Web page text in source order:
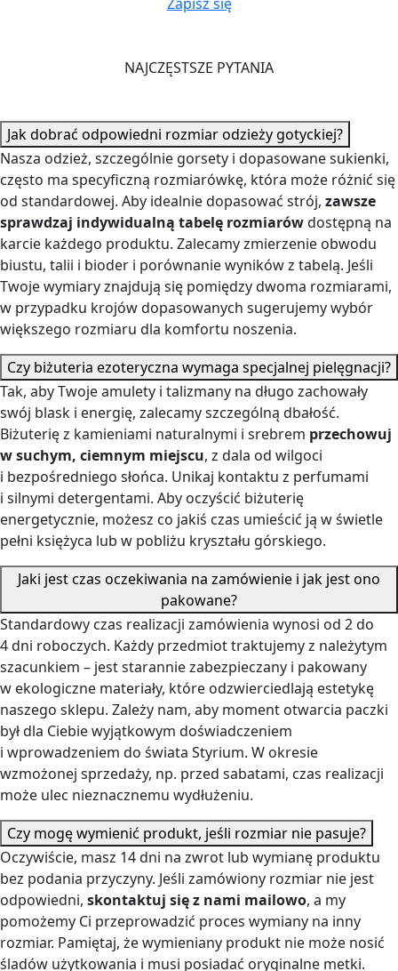
często ma specyficzną rozmiarówkę, która może różnić się
od standardowej. Aby idealnie dopasować strój,zawsze
sprawdzaj indywidualną tabelę rozmiarówdostępną na
karcie każdego produktu. Zalecamy zmierzenie obwodu
biustu, talii i bioder i porównanie wyników z tabelą. Jeśli
Twoje wymiary znajdują się pomiędzy dwoma rozmiarami,
w przypadku krojów dopasowanych sugerujemy wybór
większego rozmiaru dla komfortu noszenia.
Czy biżuteria ezoteryczna wymaga specjalnej pielęgnacji?
swój blask i energię, zalecamy szczególną dbałość.
Biżuterię z kamieniami naturalnymi i srebremprzechowuj
w suchym, ciemnym miejscu, z dala od wilgoci
i bezpośredniego słońca. Unikaj kontaktu z perfumami
i silnymi detergentami. Aby oczyścić biżuterię
energetycznie, możesz co jakiś czas umieścić ją w świetle
pełni księżyca lub w pobliżu kryształu górskiego.
Jaki jest czas oczekiwania na zamówienie i jak jest ono
Standardowy czas realizacji zamówienia wynosi od 2 do
4 dni roboczych. Każdy przedmiot traktujemy z należytym
szacunkiem – jest starannie zabezpieczany i pakowany
w ekologiczne materiały, które odzwierciedlają estetykę
naszego sklepu. Zależy nam, aby moment otwarcia paczki
był dla Ciebie wyjątkowym doświadczeniem
i wprowadzeniem do świata Styrium. W okresie
wzmożonej sprzedaży, np. przed sabatami, czas realizacji
może ulec nieznacznemu wydłużeniu.
Czy mogę wymienić produkt, jeśli rozmiar nie pasuje?
bez podania przyczyny. Jeśli zamówiony rozmiar nie jest
odpowiedni,skontaktuj się z nami mailowo, a my
pomożemy Ci przeprowadzić proces wymiany na inny
rozmiar. Pamiętaj, że wymieniany produkt nie może nosić
śladów użytkowania i musi posiadać oryginalne metki.
Dokładamy wszelkich starań, aby proces wymiany był jak
najszybszy i najprostszy.